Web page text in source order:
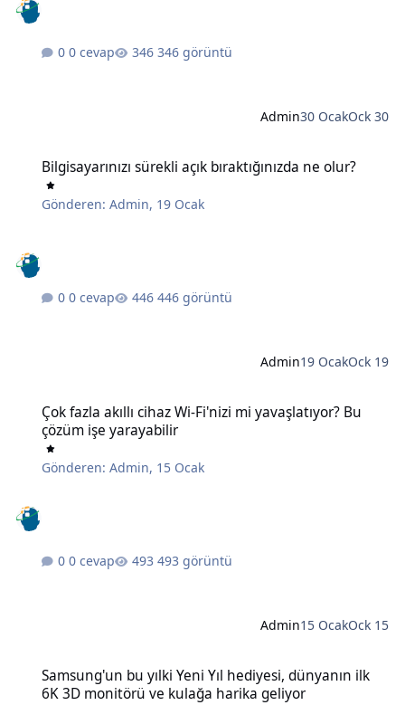
0 cevap 346 görüntü
Admin30 OcakOck 30
Bilgisayarınızı sürekli açık bıraktığınızda ne olur?
Gönderen:Admin, 19 Ocak
0 cevap 446 görüntü
Admin19 OcakOck 19
Çok fazla akıllı cihaz Wi-Fi'nizi mi yavaşlatıyor? Bu
çözüm işe yarayabilir
Gönderen:Admin, 15 Ocak
0 cevap 493 görüntü
Admin15 OcakOck 15
Samsung'un bu yılki Yeni Yıl hediyesi, dünyanın ilk
6K 3D monitörü ve kulağa harika geliyor